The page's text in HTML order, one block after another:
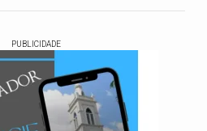
PUBLICIDADE